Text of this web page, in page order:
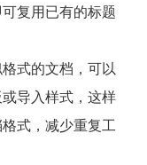
复用已有的标题
式的文档，可以
导入样式，这样
式，减少重复工